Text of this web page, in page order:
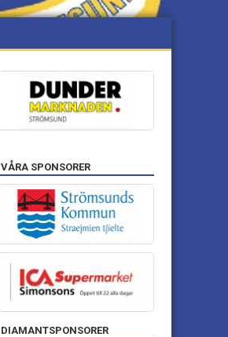
VÅRA SPONSORER
DIAMANTSPONSORER